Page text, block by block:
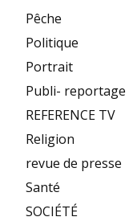
Pêche
Politique
Portrait
Publi- reportage
REFERENCE TV
Religion
revue de presse
Santé
SOCIÉTÉ